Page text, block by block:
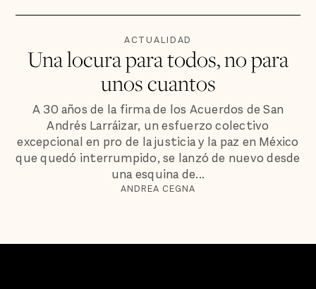
ACTUALIDAD
Una locura para todos, no para
unos cuantos
A 30 años de la firma de los Acuerdos de San
Andrés Larráizar, un esfuerzo colectivo
excepcional en pro de la justicia y la paz en México
que quedó interrumpido, se lanzó de nuevo desde
una esquina de...
ANDREA CEGNA